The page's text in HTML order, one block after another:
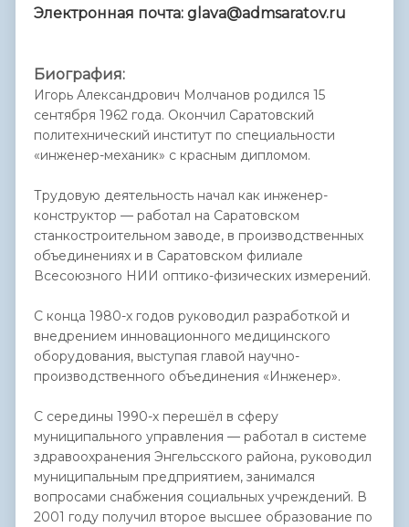
Электронная почта: glava@admsaratov.ru
Биография:
Игорь Александрович Молчанов родился 15
сентября 1962 года. Окончил Саратовский
политехнический институт по специальности
«инженер-механик» с красным дипломом.
Трудовую деятельность начал как инженер-
конструктор — работал на Саратовском
станкостроительном заводе, в производственных
объединениях и в Саратовском филиале
Всесоюзного НИИ оптико-физических измерений.
С конца 1980-х годов руководил разработкой и
внедрением инновационного медицинского
оборудования, выступая главой научно-
производственного объединения «Инженер».
С середины 1990-х перешёл в сферу
муниципального управления — работал в системе
здравоохранения Энгельсского района, руководил
муниципальным предприятием, занимался
вопросами снабжения социальных учреждений. В
2001 году получил второе высшее образование по